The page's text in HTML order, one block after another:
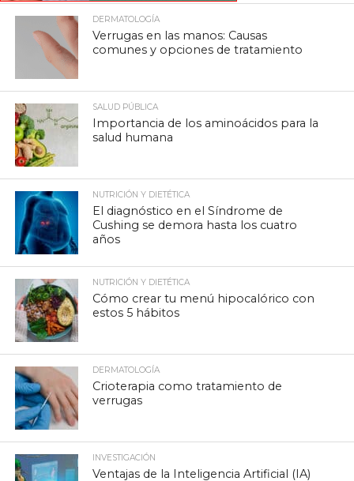
DERMATOLOGÍA
Verrugas en las manos: Causas
comunes y opciones de tratamiento
SALUD PÚBLICA
Importancia de los aminoácidos para la
salud humana
NUTRICIÓN Y DIETÉTICA
El diagnóstico en el Síndrome de
Cushing se demora hasta los cuatro
años
NUTRICIÓN Y DIETÉTICA
Cómo crear tu menú hipocalórico con
estos 5 hábitos
DERMATOLOGÍA
Crioterapia como tratamiento de
verrugas
INVESTIGACIÓN
Ventajas de la Inteligencia Artificial (IA)